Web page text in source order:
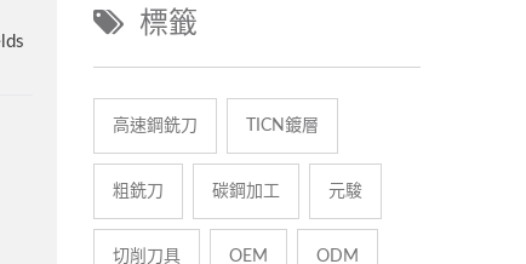
標籤
高速鋼銑刀 TICN鍍層
粗銑刀 碳鋼加工 元駿
切削刀具 OEM ODM